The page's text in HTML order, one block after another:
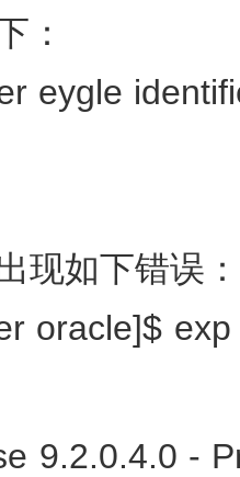
：
eygle
现如下错误：
oracle]$
9.2.0.4.0 -